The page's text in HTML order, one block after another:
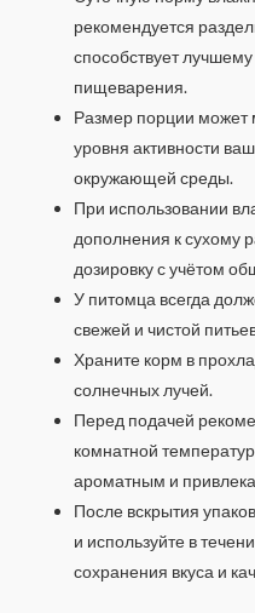
рекомендуется
способствует
пищеварения.
Размер порции может
уровня активности
окружающей среды.
При использовании
дополнения к сухому
дозировку с учётом
У питомца всегда
свежей и чистой
Храните корм в
солнечных лучей.
Перед подачей
комнатной
ароматным и
После вскрытия
и используйте в
сохранения вкуса и